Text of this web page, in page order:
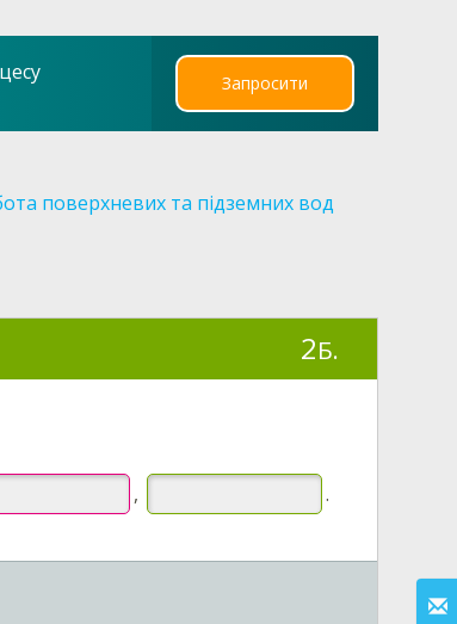
Запросити
поверхневих та підземних вод
2Б.
, .